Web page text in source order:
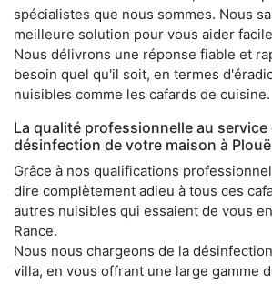
spécialistes que nous sommes. Nous
meilleure solution pour vous aider
Nous délivrons une réponse fiable et
besoin quel qu'il soit, en termes
nuisibles comme les cafards de cuisine.
La qualité professionnelle au service
désinfection de votre maison à
Grâce à nos qualifications
dire complètement adieu à tous ces
autres nuisibles qui essaient de vous
Rance.
Nous nous chargeons de la
villa, en vous offrant une large gamme